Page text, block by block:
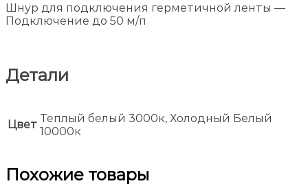
Шнур для подключения герметичной ленты —
Подключение до 50 м/п
Детали
Цвет Теплый белый 3000к, Холодный Белый
10000к
Похожие товары